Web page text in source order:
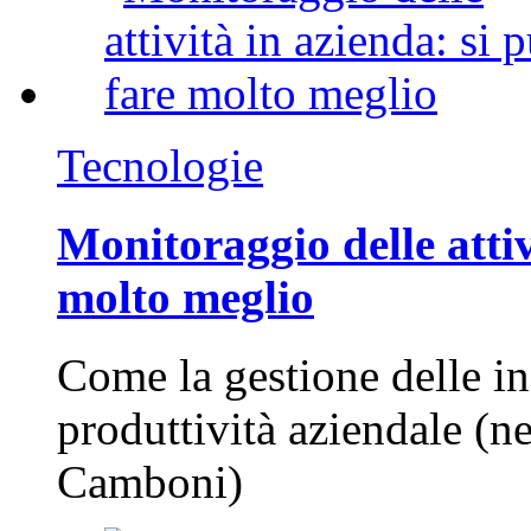
Tecnologie
Monitoraggio delle
molto meglio
Come la gestione delle
produttività aziendale
Camboni)